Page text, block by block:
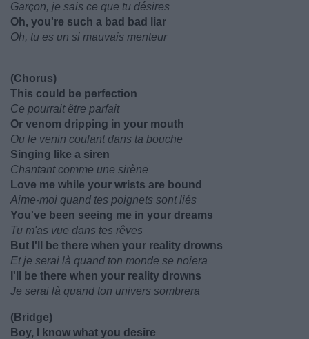
Garçon, je sais ce que tu désires
Oh, you're such a bad bad liar
Oh, tu es un si mauvais menteur
(Chorus)
This could be perfection
Ce pourrait être parfait
Or venom dripping in your mouth
Ou le venin coulant dans ta bouche
Singing like a siren
Chantant comme une sirène
Love me while your wrists are bound
Aime-moi quand tes poignets sont liés
You've been seeing me in your dreams
Tu m'as vue dans tes rêves
But I'll be there when your reality drowns
Et je serai là quand ton monde se noiera
I'll be there when your reality drowns
Je serai là quand ton univers sombrera
(Bridge)
Boy, I know what you desire